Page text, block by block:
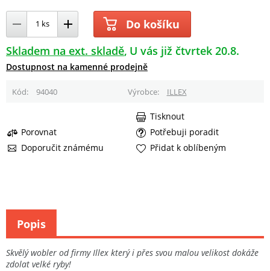
Do košíku
Skladem na ext. skladě U vás již čtvrtek 20.8.
Dostupnost na kamenné prodejně
Kód 94040 Výrobce ILLEX
Porovnat
Potřebuji poradit
Doporučit známému
Tisknout
Přidat k oblíbeným
Skvělý wobler od firmy Illex který i přes svou malou velikost dokáže
zdolat velké ryby!
Popis